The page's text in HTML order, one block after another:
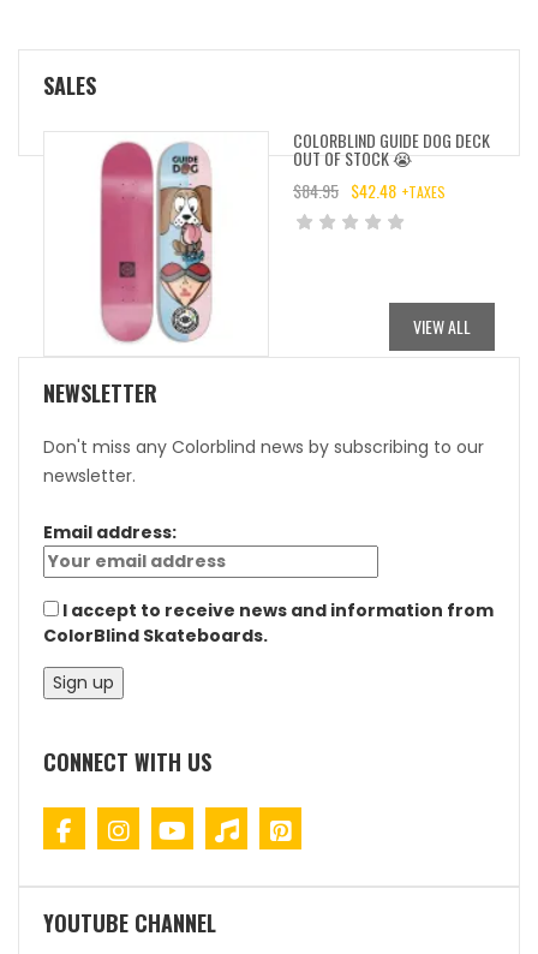
SALES
COLORBLIND GUIDE DOG DECK
OUT OF STOCK 😭
$84.95
ORIGINAL
$42.48
CURRENT
+TAXES
VIEW ALL
NEWSLETTER
Don't miss any Colorblind news by subscribing to our
newsletter.
Email address:
I accept to receive news and information from
ColorBlind Skateboards.
CONNECT WITH US
YOUTUBE CHANNEL